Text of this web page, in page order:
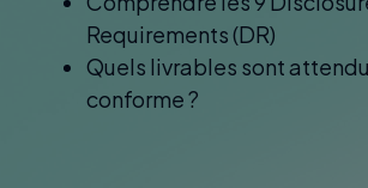
Requirements (DR)
Quels livrables sont
conforme ?